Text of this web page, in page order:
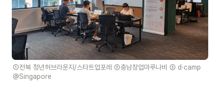
①전북 청년허브라운지/스타트업포레 ②충남창업마루나비 ③ d·camp
@Singapore